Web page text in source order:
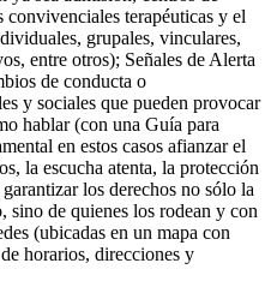
convivenciales terapéuticas y el
grupales, vinculares,
entre otros); Señales de Alerta
de conducta o
y sociales que pueden provocar
hablar (con una Guía para
en estos casos afianzar el
la escucha atenta, la protección
los derechos no sólo la
sino de quienes los rodean y con
(ubicadas en un mapa con
horarios, direcciones y